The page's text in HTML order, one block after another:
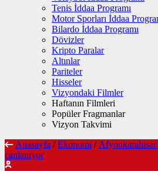
Tenis İddaa Programı
Motor Sporları İddaa
Bilardo İddaa Programı
Dövizler
Kripto Paralar
Altınlar
Pariteler
Hisseler
Vizyondaki Filmler
Haftanın Filmleri
Popüler Fragmanlar
Vizyon Takvimi
Anasayfa / Ekonomi /
canlanıyor